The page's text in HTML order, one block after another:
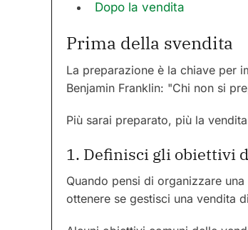
Dopo la vendita
Prima della svendita
La preparazione è la chiave per
Benjamin Franklin: "Chi non si
Più sarai preparato, più la
1. Definisci gli obiettivi
Quando pensi di organizzare
ottenere se gestisci una vendita